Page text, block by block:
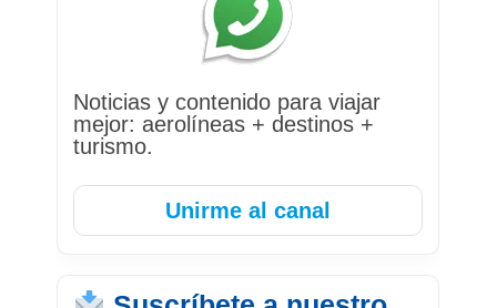
Noticias y contenido para viajar
mejor: aerolíneas + destinos +
turismo.
Unirme al canal